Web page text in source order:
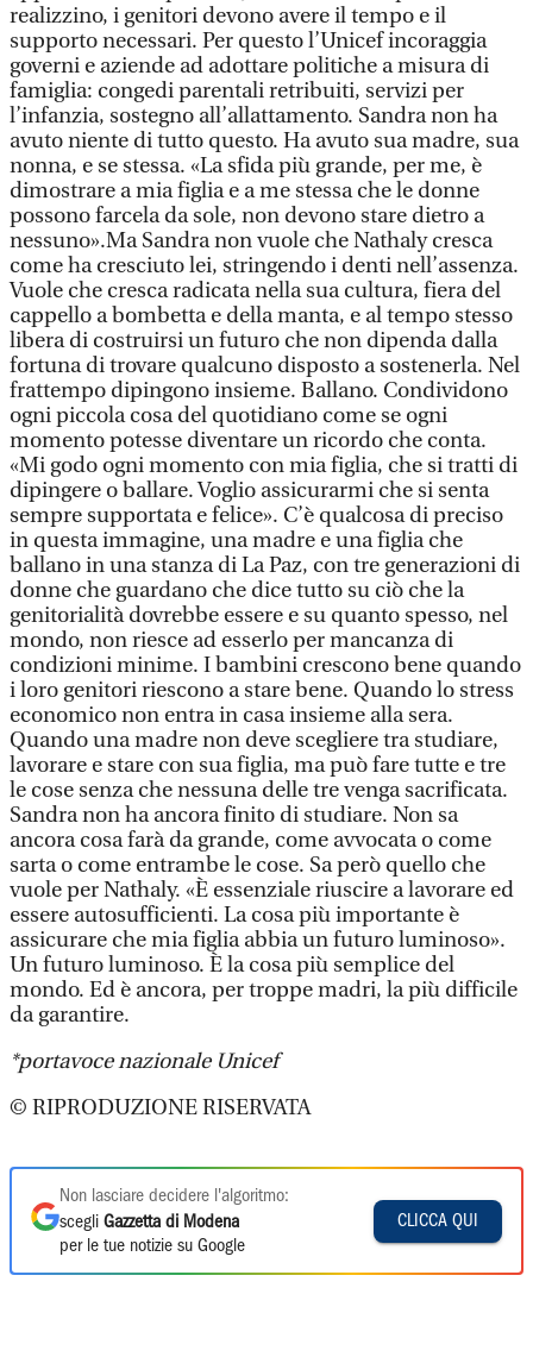
realizzino, i genitori devono avere il tempo e il
supporto necessari. Per questo l’Unicef incoraggia
governi e aziende ad adottare politiche a misura di
famiglia: congedi parentali retribuiti, servizi per
l’infanzia, sostegno all’allattamento. Sandra non ha
avuto niente di tutto questo. Ha avuto sua madre, sua
nonna, e se stessa. «La sfida più grande, per me, è
dimostrare a mia figlia e a me stessa che le donne
possono farcela da sole, non devono stare dietro a
nessuno».Ma Sandra non vuole che Nathaly cresca
come ha cresciuto lei, stringendo i denti nell’assenza.
Vuole che cresca radicata nella sua cultura, fiera del
cappello a bombetta e della manta, e al tempo stesso
libera di costruirsi un futuro che non dipenda dalla
fortuna di trovare qualcuno disposto a sostenerla. Nel
frattempo dipingono insieme. Ballano. Condividono
ogni piccola cosa del quotidiano come se ogni
momento potesse diventare un ricordo che conta.
«Mi godo ogni momento con mia figlia, che si tratti di
dipingere o ballare. Voglio assicurarmi che si senta
sempre supportata e felice». C’è qualcosa di preciso
in questa immagine, una madre e una figlia che
ballano in una stanza di La Paz, con tre generazioni di
donne che guardano che dice tutto su ciò che la
genitorialità dovrebbe essere e su quanto spesso, nel
mondo, non riesce ad esserlo per mancanza di
condizioni minime. I bambini crescono bene quando
i loro genitori riescono a stare bene. Quando lo stress
economico non entra in casa insieme alla sera.
Quando una madre non deve scegliere tra studiare,
lavorare e stare con sua figlia, ma può fare tutte e tre
le cose senza che nessuna delle tre venga sacrificata.
Sandra non ha ancora finito di studiare. Non sa
ancora cosa farà da grande, come avvocata o come
sarta o come entrambe le cose. Sa però quello che
vuole per Nathaly. «È essenziale riuscire a lavorare ed
essere autosufficienti. La cosa più importante è
assicurare che mia figlia abbia un futuro luminoso».
Un futuro luminoso. È la cosa più semplice del
mondo. Ed è ancora, per troppe madri, la più difficile
da garantire.
*portavoce nazionale Unicef
© RIPRODUZIONE RISERVATA
Non lasciare decidere l'algoritmo:
scegli Gazzetta di Modena
per le tue notizie su Google
CLICCA QUI